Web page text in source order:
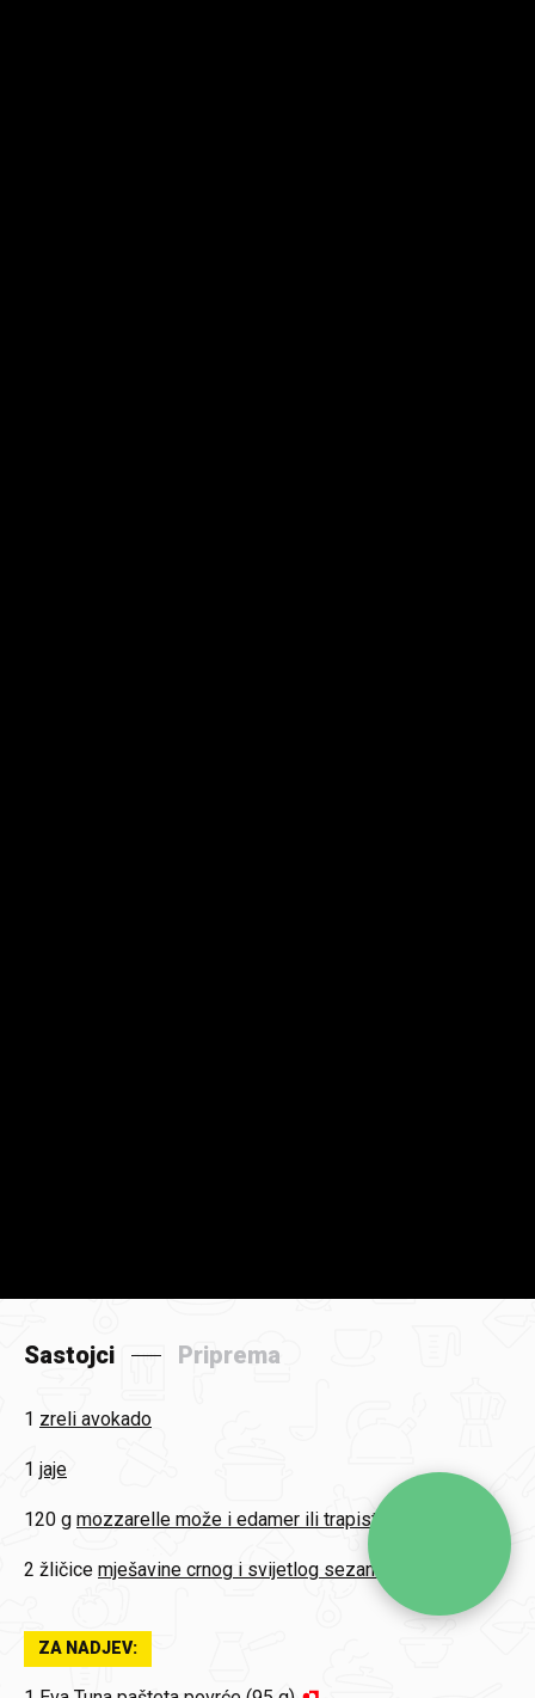
Sastojci Priprema
1 zreli avokado
1 jaje
120 g mozzarelle može i edamer ili trapist
2 žličice mješavine crnog i svijetlog sezama
ZA NADJEV: